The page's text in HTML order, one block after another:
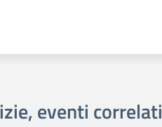
eventi correlati